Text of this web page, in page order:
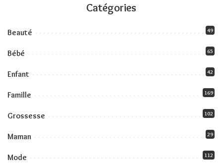
Catégories
Beauté 49
Bébé 65
Enfant 42
Famille 169
Grossesse 102
Maman 29
Mode 112